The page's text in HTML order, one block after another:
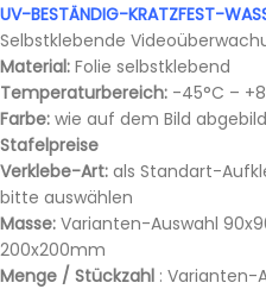
UV-BESTÄNDIG-KRATZFEST-
Selbstklebende
Material: Folie selbstklebend
Temperaturbereich: -45°C –
Farbe: wie auf dem Bild
Stafelpreise
Verklebe-Art: als Standart-
bitte auswählen
Masse: Varianten-Auswahl
200x200mm
Menge / Stückzahl : Varianten-